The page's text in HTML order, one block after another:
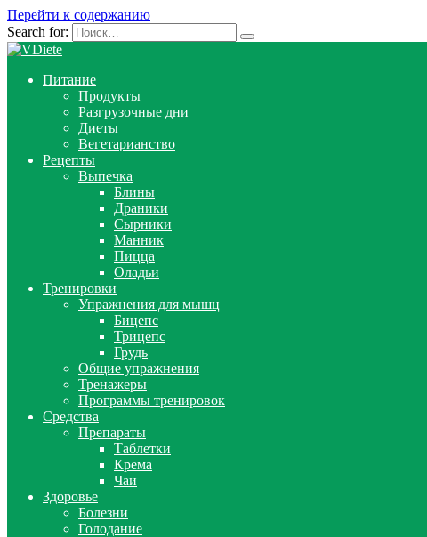
Перейти к содержанию
Search for:
Питание
Продукты
Разгрузочные дни
Диеты
Вегетарианство
Рецепты
Выпечка
Блины
Драники
Сырники
Манник
Пицца
Оладьи
Тренировки
Упражнения для мышц
Бицепс
Трицепс
Грудь
Общие упражнения
Тренажеры
Программы тренировок
Средства
Препараты
Таблетки
Крема
Чаи
Здоровье
Болезни
Голодание